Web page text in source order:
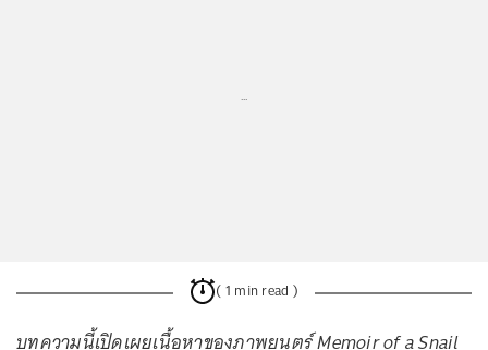
...
( 1 min read )
บทความนี้เปิดเผยเนื้อหาของภาพยนตร์ Memoir of a Snail